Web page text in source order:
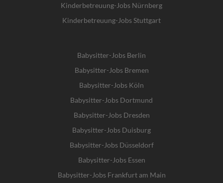
Kinderbetreuung-Jobs Nürnberg
Kinderbetreuung-Jobs Stuttgart
Babysitter-Jobs Berlin
Babysitter-Jobs Bremen
Babysitter-Jobs Köln
Babysitter-Jobs Dortmund
Babysitter-Jobs Dresden
Babysitter-Jobs Duisburg
Babysitter-Jobs Düsseldorf
Babysitter-Jobs Essen
Babysitter-Jobs Frankfurt am Main